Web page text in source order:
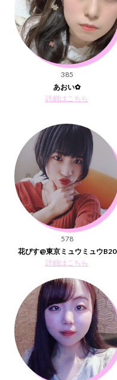
385
あおい✿
詳細はこちら
578
花ぴす@東京ミュウミュウB20
詳細はこちら